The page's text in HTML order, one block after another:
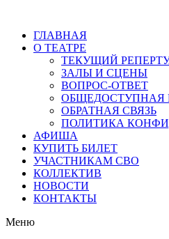
ГЛАВНАЯ
О ТЕАТРЕ
ТЕКУЩИЙ
ЗАЛЫ И СЦЕНЫ
ВОПРОС-ОТВЕТ
ОБРАТНАЯ СВЯЗЬ
ПОЛИТИКА
АФИША
КУПИТЬ БИЛЕТ
УЧАСТНИКАМ СВО
КОЛЛЕКТИВ
НОВОСТИ
КОНТАКТЫ
Меню